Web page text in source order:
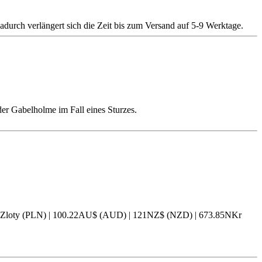
verlängert sich die Zeit bis zum Versand auf 5-9 Werktage.
Gabelholme im Fall eines Sturzes.
(PLN) | 100.22AU$ (AUD) | 121NZ$ (NZD) | 673.85NKr